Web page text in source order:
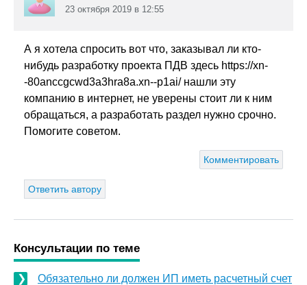
23 октября 2019 в 12:55
А я хотела спросить вот что, заказывал ли кто-
нибудь разработку проекта ПДВ здесь https://xn-
-80anccgcwd3a3hra8a.xn--p1ai/ нашли эту
компанию в интернет, не уверены стоит ли к ним
обращаться, а разработать раздел нужно срочно.
Помогите советом.
Комментировать
Ответить автору
Консультации по теме
Обязательно ли должен ИП иметь расчетный счет